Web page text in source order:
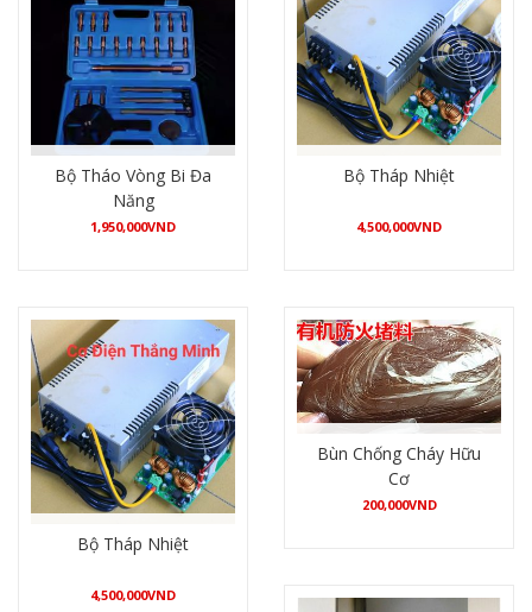
Bộ Tháo Vòng Bi Đa
Năng
1,950,000VND
Bộ Tháp Nhiệt
4,500,000VND
Bộ Tháp Nhiệt
4,500,000VND
Bùn Chống Cháy Hữu
Cơ
200,000VND